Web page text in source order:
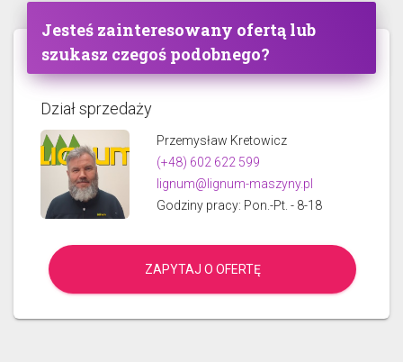
Jesteś zainteresowany ofertą lub
szukasz czegoś podobnego?
Dział sprzedaży
Przemysław Kretowicz
(+48) 602 622 599
lignum@lignum-maszyny.pl
Godziny pracy: Pon.-Pt. - 8-18
ZAPYTAJ O OFERTĘ